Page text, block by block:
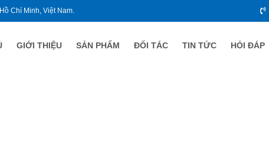
Chí Minh, Việt Nam.
GIỚI THIỆU SẢN PHẨM ĐỐI TÁC TIN TỨC HỎI ĐÁP